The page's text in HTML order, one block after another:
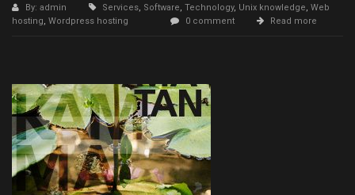
By: admin Services, Software, Technology, Unix knowledge, Web
hosting, Wordpress hosting 0 comment Read more